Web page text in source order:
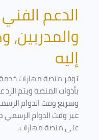
الدعم
إليه
توفر منصة مهارات
بأدوات المنصة ويتم
وسريع وقت الدوام
غير وقت الدوام الرسمي
على منصة مهارات